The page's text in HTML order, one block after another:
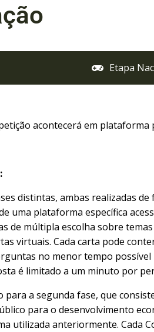
Etapa
acontecerá em plataforma
distintas, ambas realizadas
uma plataforma específica
de múltipla escolha sobre
virtuais. Cada carta pode
no menor tempo
é limitado a um minuto por
a segunda fase, que
para o desenvolvimento
utilizada anteriormente. Cada